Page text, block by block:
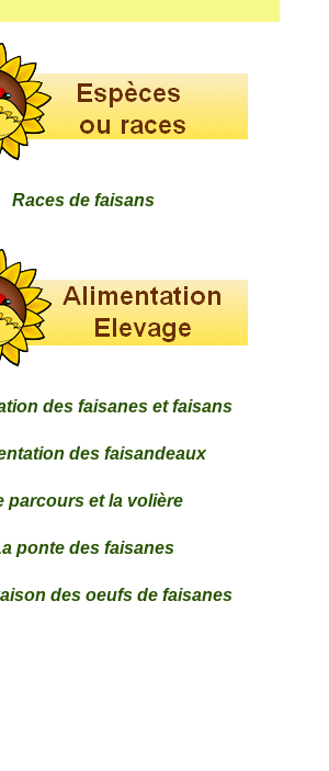
Races de faisans
des faisanes et faisans
des faisandeaux
parcours et la volière
ponte des faisanes
des oeufs de faisanes